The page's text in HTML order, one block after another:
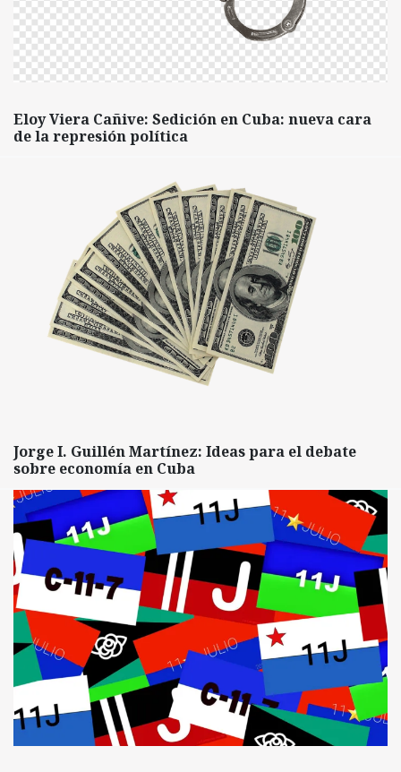
Eloy Viera Cañive: Sedición en Cuba: nueva cara
de la represión política
Jorge I. Guillén Martínez: Ideas para el debate
sobre economía en Cuba